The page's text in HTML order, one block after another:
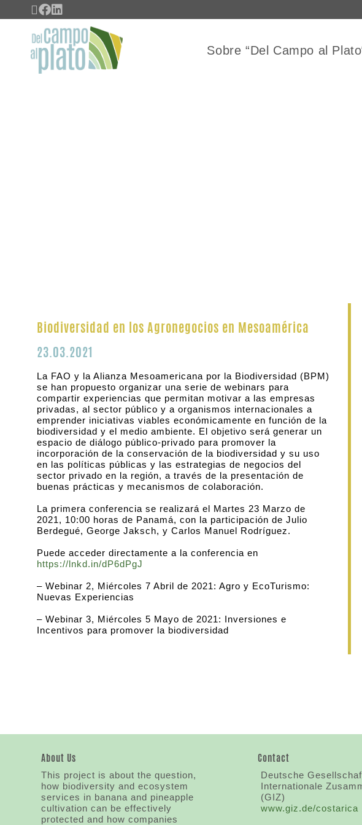
Sobre “Del Campo al
Biodiversidad en los Agronegocios en Mesoamérica
23.03.2021
La FAO y la Alianza Mesoamericana por la Biodiversidad (BPM)
se han propuesto organizar una serie de webinars para
compartir experiencias que permitan motivar a las empresas
privadas, al sector público y a organismos internacionales a
emprender iniciativas viables económicamente en función de la
biodiversidad y el medio ambiente. El objetivo será generar un
espacio de diálogo público-privado para promover la
incorporación de la conservación de la biodiversidad y su uso
en las políticas públicas y las estrategias de negocios del
sector privado en la región, a través de la presentación de
buenas prácticas y mecanismos de colaboración.
La primera conferencia se realizará el Martes 23 Marzo de
2021, 10:00 horas de Panamá, con la participación de Julio
Berdegué, George Jaksch, y Carlos Manuel Rodríguez.
Puede acceder directamente a la conferencia en
https://lnkd.in/dP6dPgJ
– Webinar 2, Miércoles 7 Abril de 2021: Agro y EcoTurismo:
Nuevas Experiencias
– Webinar 3, Miércoles 5 Mayo de 2021: Inversiones e
Incentivos para promover la biodiversidad
About Us
This project is about the question,
how biodiversity and ecosystem
services in banana and pineapple
cultivation can be effectively
protected and how companies
Contact
Deutsche
Internationale
(GIZ)
www.giz.de/costarica